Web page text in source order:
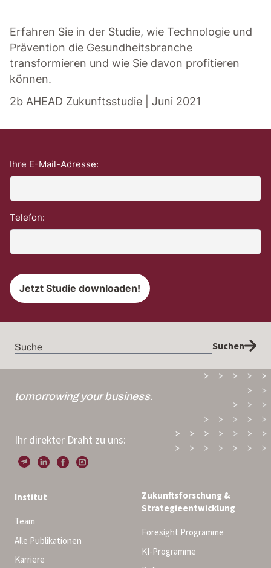
Erfahren Sie in der Studie, wie Technologie und
Prävention die Gesundheitsbranche
transformieren und wie Sie davon profitieren
können.
2b AHEAD Zukunftsstudie | Juni 2021
Ihre E-Mail-Adresse:
Telefon:
Suchen
tomorrowing your business.
Ihr direkter Draht zu uns:
Institut
Team
Alle Publikationen
Karriere
Zukunftsforschung &
Strategieentwicklung
Foresight Programme
KI-Programme